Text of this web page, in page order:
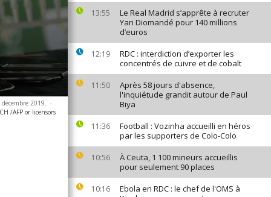
13:55
Le Real Madrid s’apprête à recruter
Yan Diomandé pour 140 millions
d’euros
12:19
RDC : interdiction d’exporter les
concentrés de cuivre et de cobalt
11:50
Après 58 jours d'absence,
l'inquiétude grandit autour de Paul
Biya
11:36
Football : Vozinha accueilli en héros
par les supporters de Colo-Colo
10:56
À Ceuta, 1 100 mineurs accueillis
pour seulement 90 places
10:16
Ebola en RDC : le chef de l'OMS à
2019. -
/AFP or licensors